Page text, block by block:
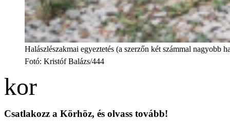
Halászlészakmai egyeztetés (a szerzőn két számmal nagyobb
Fotó: Kristóf Balázs/444
Csatlakozz a Körhöz, és olvass tovább!